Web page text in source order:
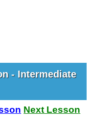
- Intermediate
Next Lesson